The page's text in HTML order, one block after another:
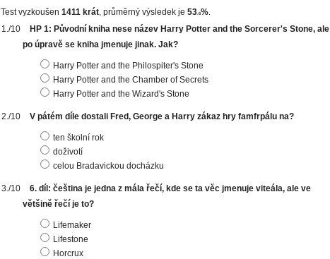
Test vyzkoušen 1411 krát, průměrný výsledek je 53 .6%.
HP 1: Původní kniha nese název Harry Potter and the Sorcerer's Stone, ale
po úpravě se kniha jmenuje jinak. Jak?
Harry Potter and the Philospiter's Stone
Harry Potter and the Chamber of Secrets
Harry Potter and the Wizard's Stone
V pátém díle dostali Fred, George a Harry zákaz hry famfrpálu na?
ten školní rok
doživotí
celou Bradavickou docházku
6. díl: čeština je jedna z mála řečí, kde se ta věc jmenuje viteála, ale ve
většině řečí je to?
Lifemaker
Lifestone
Horcrux